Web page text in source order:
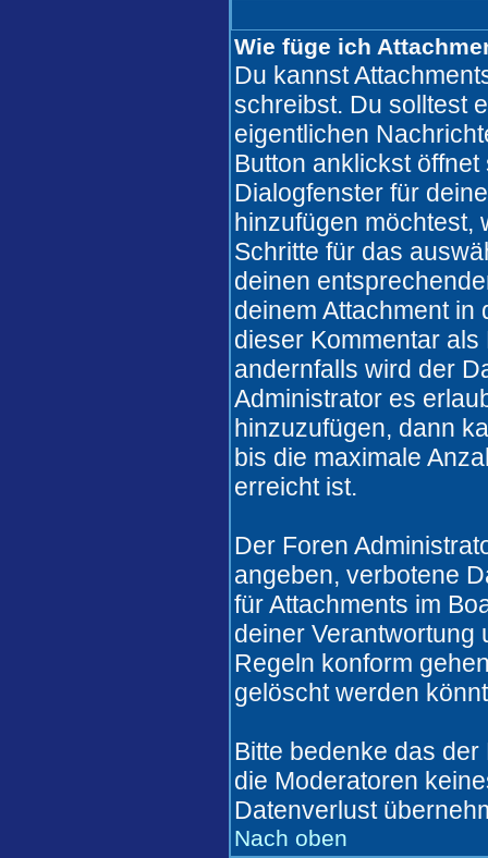
Wie füge ich
Du kannst
schreibst. Du solltest
eigentlichen
Button anklickst
Dialogfenster für
hinzufügen möchtest,
Schritte für das
deinen
deinem Attachment in
dieser Kommentar
andernfalls wird der
Administrator es
hinzuzufügen, dann
bis die maximale
erreicht ist.
Der Foren
angeben, verbotene
für Attachments im
deiner Verantwortung
Regeln konform
gelöscht werden
Bitte bedenke das
die Moderatoren
Datenverlust
Nach oben